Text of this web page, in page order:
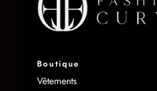
Boutique
Vêtements